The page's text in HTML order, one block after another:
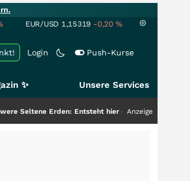
EUR/USD 1,15319 -0,20 %
Login Push-Kurse
✨ Unsere Services
Erden: Entsteht hier die nächste Milliardenstory?
Anzeige